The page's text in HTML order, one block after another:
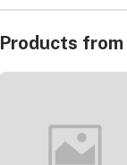
Products